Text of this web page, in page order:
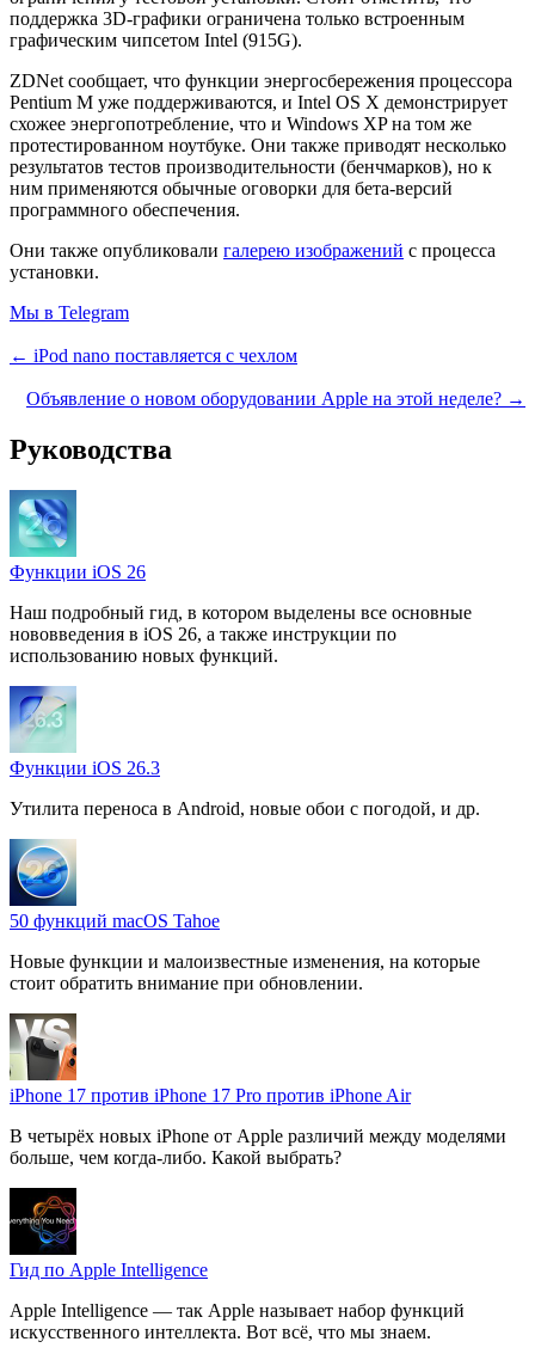
поддержка 3D-графики ограничена только встроенным
графическим чипсетом Intel (915G).
ZDNet сообщает, что функции энергосбережения процессора
Pentium M уже поддерживаются, и Intel OS X демонстрирует
схожее энергопотребление, что и Windows XP на том же
протестированном ноутбуке. Они также приводят несколько
результатов тестов производительности (бенчмарков), но к
ним применяются обычные оговорки для бета-версий
программного обеспечения.
Они также опубликовали галерею изображений с процесса
установки.
Мы в Telegram
← iPod nano поставляется с чехлом
Объявление о новом оборудовании Apple на этой неделе? →
Руководства
Функции iOS 26
Наш подробный гид, в котором выделены все основные
нововведения в iOS 26, а также инструкции по
использованию новых функций.
Функции iOS 26.3
Утилита переноса в Android, новые обои с погодой, и др.
50 функций macOS Tahoe
Новые функции и малоизвестные изменения, на которые
стоит обратить внимание при обновлении.
iPhone 17 против iPhone 17 Pro против iPhone Air
В четырёх новых iPhone от Apple различий между моделями
больше, чем когда-либо. Какой выбрать?
Гид по Apple Intelligence
Apple Intelligence — так Apple называет набор функций
искусственного интеллекта. Вот всё, что мы знаем.